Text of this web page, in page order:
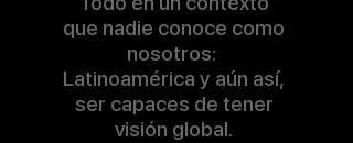
que nadie conoce como
nosotros:
Latinoamérica y aún así,
ser capaces de tener
visión global.